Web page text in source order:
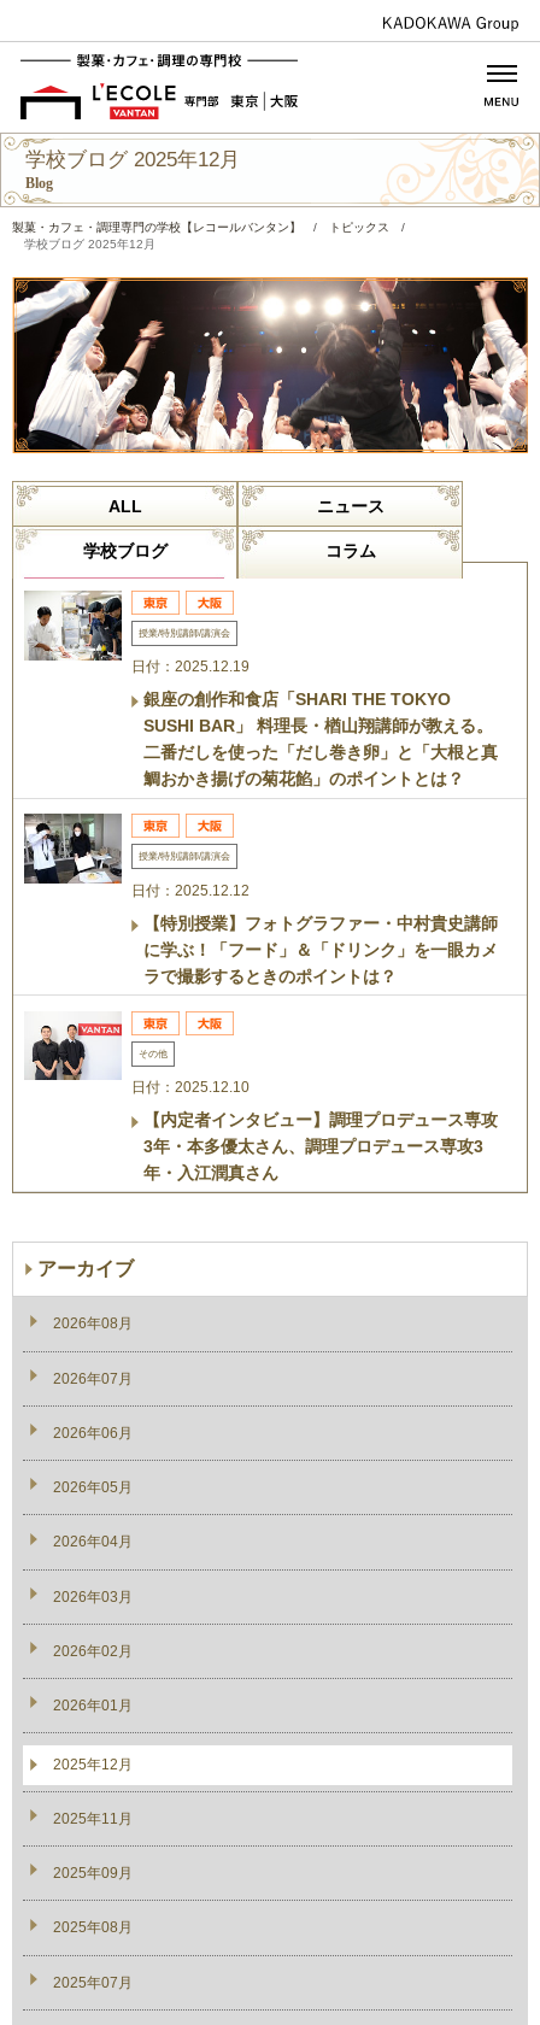
学校ブログ 2025年12月
Blog
製菓・カフェ・調理専門の学校【レコールバンタン】 / トピックス
/
学校ブログ 2025年12月
ALL ニュース
学校ブログ コラム
授業/特別講師/講演会
日付：2025.12.19
銀座の創作和食店「SHARI THE TOKYO
SUSHI BAR」 料理長・楢山翔講師が教える。
二番だしを使った「だし巻き卵」と「大根と真
鯛おかき揚げの菊花餡」のポイントとは？
授業/特別講師/講演会
日付：2025.12.12
【特別授業】フォトグラファー・中村貴史講師
に学ぶ！「フード」＆「ドリンク」を一眼カメ
ラで撮影するときのポイントは？
その他
日付：2025.12.10
【内定者インタビュー】調理プロデュース専攻
3年・本多優太さん、調理プロデュース専攻3
年・入江潤真さん
アーカイブ
2026年08月
2026年07月
2026年06月
2026年05月
2026年04月
2026年03月
2026年02月
2026年01月
2025年12月
2025年11月
2025年09月
2025年08月
2025年07月